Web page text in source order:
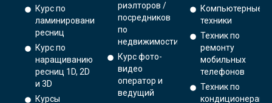
Курс по
ламинированию
ресниц
Курс по
наращиванию
ресниц 1D, 2D
и 3D
Курсы
риэлторов /
посредников
по
недвижимости
Курс фото-
видео
оператор и
ведущий
Компьютерные
техники
Техник по
ремонту
мобильных
телефонов
Техник по
кондиционерам